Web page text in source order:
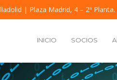
| Plaza Madrid, 4 – 2ª
INICIO SOCIOS